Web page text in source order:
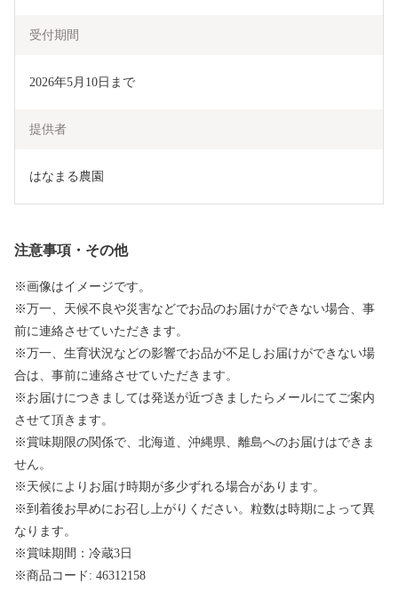
受付期間
2026年5月10日まで
提供者
はなまる農園
注意事項・その他
※画像はイメージです。
※万一、天候不良や災害などでお品のお届けができない場合、事
前に連絡させていただきます。
※万一、生育状況などの影響でお品が不足しお届けができない場
合は、事前に連絡させていただきます。
※お届けにつきましては発送が近づきましたらメールにてご案内
させて頂きます。
※賞味期限の関係で、北海道、沖縄県、離島へのお届けはできま
せん。
※天候によりお届け時期が多少ずれる場合があります。
※到着後お早めにお召し上がりください。粒数は時期によって異
なります。
※賞味期間：冷蔵3日
※商品コード: 46312158